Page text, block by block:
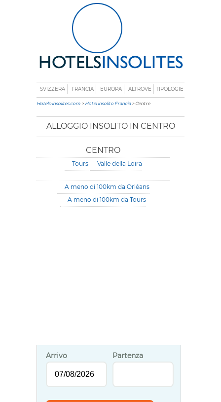
SVIZZERA FRANCIA EUROPA ALTROVE TIPOLOGIE
Hotels-insolites.com >Hotel insolito Francia> Centre
ALLOGGIO INSOLITO IN CENTRO
CENTRO
Tours Valle della Loira
A meno di 100km da Orléans
A meno di 100km da Tours
Arrivo Partenza